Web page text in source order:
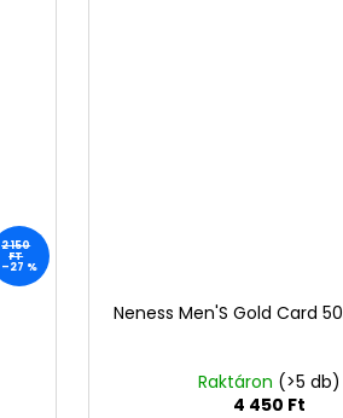
2 150
FT
–27 %
Neness Men'S Gold Card
Raktáron (>5 db)
4 450 Ft